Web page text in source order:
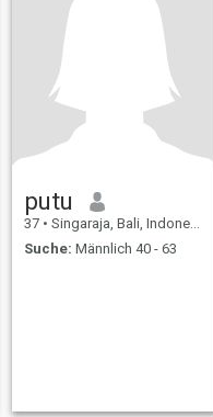
putu
37 • Singaraja, Bali, Indonesien
Suche: Männlich 40 - 63